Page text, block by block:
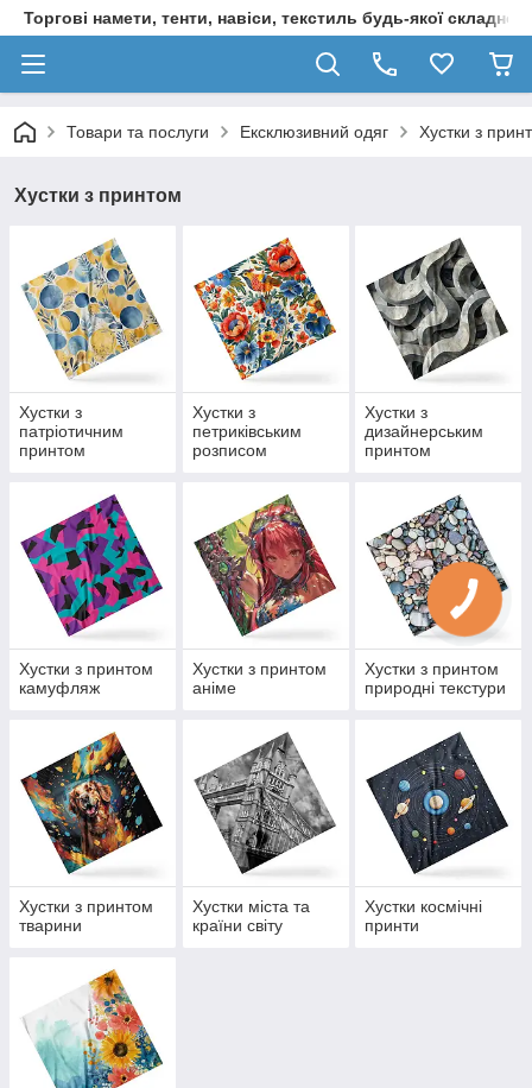
Торгові намети, тенти, навіси, текстиль будь-якої
Товари та послуги Ексклюзивний одяг Хустки з
Хустки з принтом
Хустки з
патріотичним
принтом
Хустки з
петриківським
розписом
Хустки з
дизайнерським
принтом
Хустки з принтом
камуфляж
Хустки з принтом
аніме
Хустки з принтом
природні текстури
Хустки з принтом
тварини
Хустки міста та
країни світу
Хустки космічні
принти